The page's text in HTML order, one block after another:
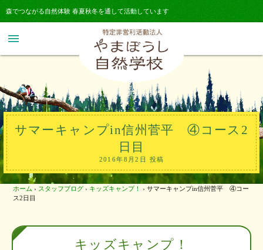
森でつながる自然体験 春夏秋冬を通して活動しています
menu
サマーキャンプin信州菅平 ④コース2
日目
2016年8月2日 投稿
ホーム › スタッフブログ › キッズキャンプ！ › サマーキャンプin信州菅平 ④コー
ス2日目
キッズキャンプ！